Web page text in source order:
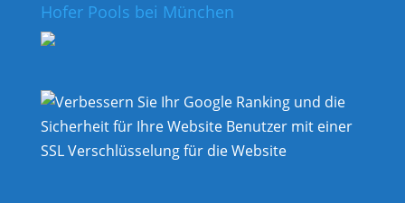
Hofer Pools bei München